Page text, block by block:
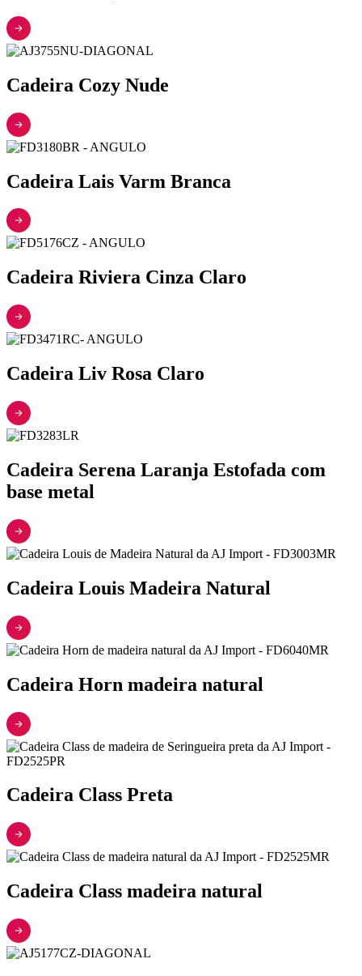
Cadeira Cozy Nude
Cadeira Lais Varm Branca
Cadeira Riviera Cinza Claro
Cadeira Liv Rosa Claro
Cadeira Serena Laranja Estofada com
base metal
Cadeira Louis Madeira Natural
Cadeira Horn madeira natural
Cadeira Class Preta
Cadeira Class madeira natural